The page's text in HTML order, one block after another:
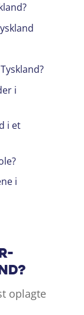
i
i et
i
oplagte